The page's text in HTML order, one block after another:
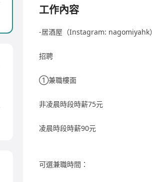
工作內容
-居酒屋（Instagram: nagomiyahk）
招聘
①兼職樓面
非凌晨時段時薪75元
凌晨時段時薪90元
可選兼職時間：